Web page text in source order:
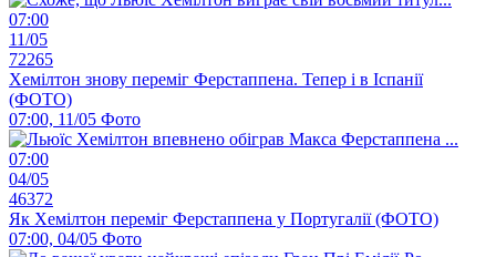
07:00
11/05
72265
Хемілтон знову переміг Ферстаппена. Тепер і в Іспанії
(ФОТО)
07:00, 11/05 Фото
07:00
04/05
46372
Як Хемілтон переміг Ферстаппена у Португалії (ФОТО)
07:00, 04/05 Фото